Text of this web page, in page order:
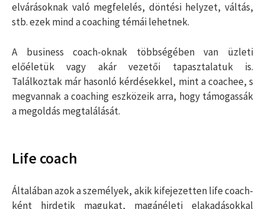
elvárásoknak való megfelelés, döntési helyzet, váltás,
stb. ezek mind a coaching témái lehetnek.
A business coach-oknak többségében van üzleti
előéletük vagy akár vezetői tapasztalatuk is.
Találkoztak már hasonló kérdésekkel, mint a coachee, s
megvannak a coaching eszközeik arra, hogy támogassák
a megoldás megtalálását.
Life coach
Általában azok a személyek, akik kifejezetten life coach-
ként hirdetik magukat, magánéleti elakadásokkal